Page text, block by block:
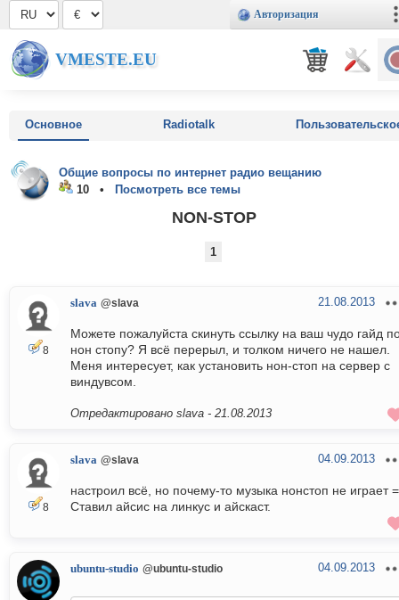
Авторизация
VMESTE.EU
Основное Radiotalk
Общие вопросы по интернет радио вещанию
10 •
Посмотреть все темы
NON-STOP
1
8
slava @slava 21.08.2013
Можете пожалуйста скинуть ссылку на ваш чудо гайд
нон стопу? Я всё перерыл, и толком ничего не нашел.
Меня интересует, как установить нон-стоп на сервер с
виндувсом.
Отредактировано slava - 21.08.2013
8
slava @slava 04.09.2013
настроил всё, но почему-то музыка нонстоп не играет
Ставил айсис на линкус и айскаст.
ubuntu-studio @ubuntu-studio 04.09.2013